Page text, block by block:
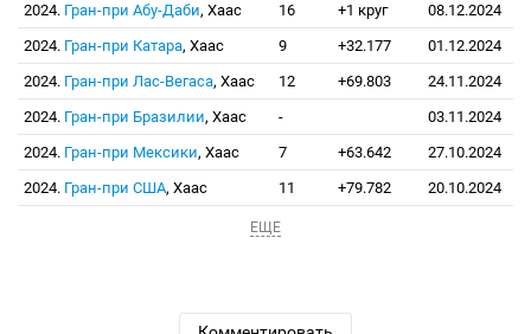
2024. Гран-при Абу-Даби, Хаас 16 +1 круг
08.12.2024
2024. Гран-при Катара, Хаас 9 +32.177
01.12.2024
2024. Гран-при Лас-Вегаса, Хаас 12 +69.803
24.11.2024
2024. Гран-при Бразилии, Хаас -
03.11.2024
2024. Гран-при Мексики, Хаас 7 +63.642
27.10.2024
2024. Гран-при США, Хаас 11 +79.782 20.10.2024
ЕЩЕ